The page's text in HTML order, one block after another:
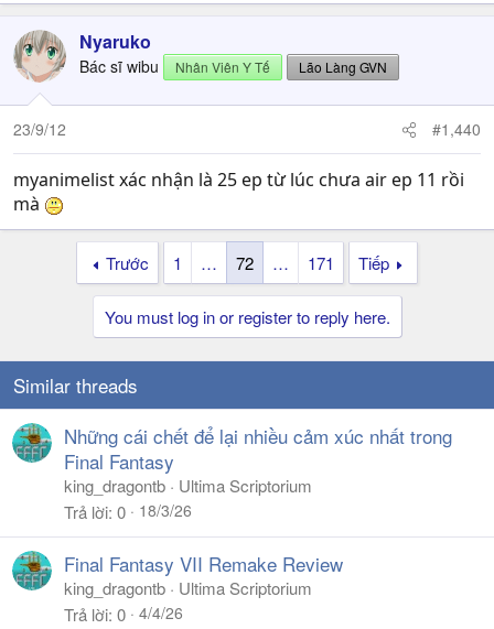
Nyaruko
Bác sĩ wibu Nhân Viên Y Tế Lão Làng GVN
23/9/12 #1,440
myanimelist xác nhận là 25 ep từ lúc chưa air ep 11 rồi
mà
Trước 1 … 72 … 171 Tiếp
You must log in or register to reply here.
Similar threads
Những cái chết để lại nhiều cảm xúc nhất trong
Final Fantasy
king_dragontb
Ultima Scriptorium
Trả lời 0 18/3/26
Final Fantasy VII Remake Review
king_dragontb
Ultima Scriptorium
Trả lời 0 4/4/26